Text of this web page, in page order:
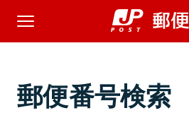
郵便番号検索